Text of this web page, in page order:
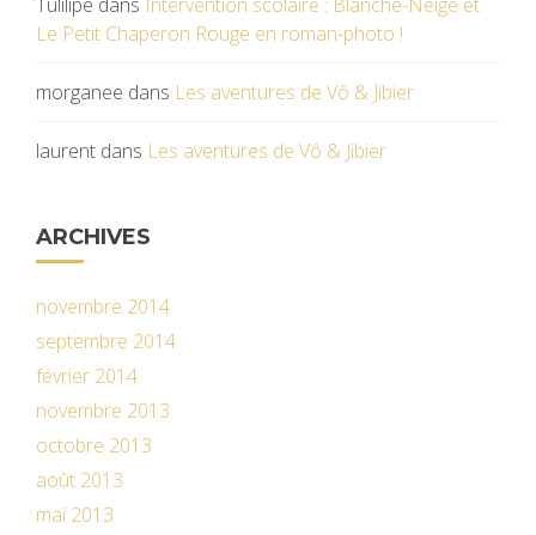
Tulilipe dans Intervention scolaire : Blanche-Neige et
Le Petit Chaperon Rouge en roman-photo !
morganee dans Les aventures de Vô & Jibier
laurent dans Les aventures de Vô & Jibier
ARCHIVES
novembre 2014
septembre 2014
février 2014
novembre 2013
octobre 2013
août 2013
mai 2013